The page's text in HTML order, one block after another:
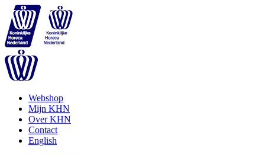
Webshop
Mijn KHN
Over KHN
Contact
English